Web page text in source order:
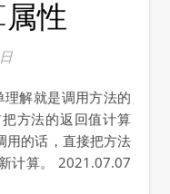
性
方法的返回值计算
用的话，直接把方法
计算。 2021.07.07